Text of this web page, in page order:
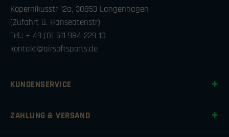
Kopernikusstr 12a, 30853 Langenhagen
(Zufahrt ü. Hanseatenstr)
Tel.: + 49 [0] 511 984 229 10
kontakt@airsoftsports.de
KUNDENSERVICE
ZAHLUNG & VERSAND